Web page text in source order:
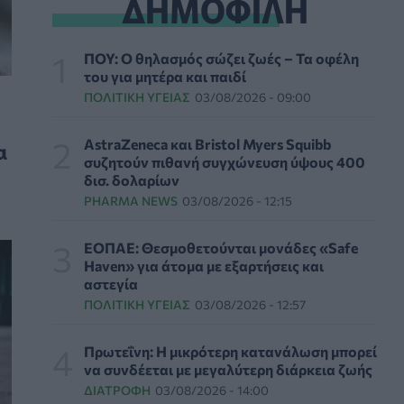
ΕΠΙΚΑΙΡΌΤΗΤΑ 05/08/2026 - 07:12
«Προλαμβάνω» κατά της παχυσαρκίας: Νέο
μέτωπο μεταξύ φαρμακευτικών εταιρειών και
υπουργείου υγείας
ΨΝΑ: Εργαζόμενοι κατά Γεωργιάδη για τις
δηλώσεις του σχετικά με τη φωτιά στο Ποικίλο
Όρος
Εκδήλωση της μονάδας τηλεψυχιατρικής
ΚΛΙΜΑΚΑ στο Καστελλόριζο
ΨΥΧΙΚΉ ΥΓΕΊΑ 05/08/2026 - 00:06
Οι κίνδυνοι του καλοκαιριού για μικρούς και
μεγάλους - Πώς θα προστατευτείτε
HEALTH TALK 04/08/2026 - 21:06
ΠΟΥ: Ο θηλασμός σώζει ζωές – Τα οφέλη
του για μητέρα και παιδί
ΠΟΛΙΤΙΚΉ ΥΓΕΊΑΣ 03/08/2026 - 09:00
AstraZeneca και Bristol Myers Squibb
συζητούν πιθανή συγχώνευση ύψους 400
δισ. δολαρίων
PHARMA NEWS 03/08/2026 - 12:15
ΕΟΠΑΕ: Θεσμοθετούνται μονάδες «Safe
Haven» για άτομα με εξαρτήσεις και
αστεγία
ΠΟΛΙΤΙΚΉ ΥΓΕΊΑΣ 03/08/2026 - 12:57
Πρωτεΐνη: Η μικρότερη κατανάλωση μπορεί
να συνδέεται με μεγαλύτερη διάρκεια ζωής
ΔΙΑΤΡΟΦΉ 03/08/2026 - 14:00